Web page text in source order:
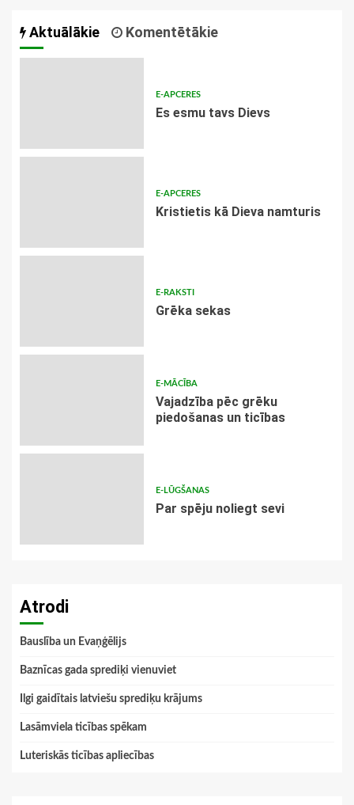
Aktuālākie Komentētākie
E-APCERES
Es esmu tavs Dievs
E-APCERES
Kristietis kā Dieva namturis
E-RAKSTI
Grēka sekas
E-MĀCĪBA
Vajadzība pēc grēku
piedošanas un ticības
E-LŪGŠANAS
Par spēju noliegt sevi
Atrodi
Bauslība un Evaņģēlijs
Baznīcas gada sprediķi vienuviet
Ilgi gaidītais latviešu sprediķu krājums
Lasāmviela ticības spēkam
Luteriskās ticības apliecības